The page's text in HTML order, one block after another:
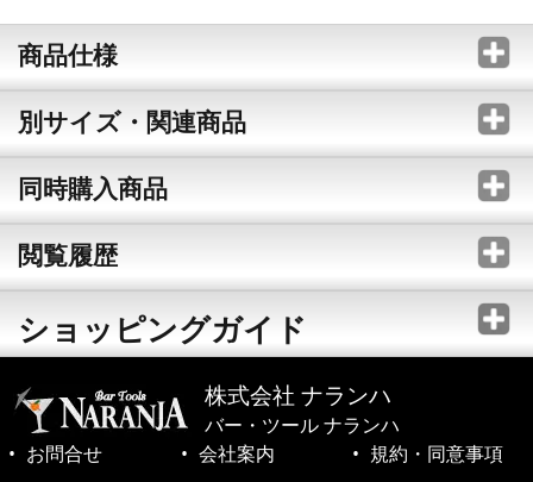
商品仕様
別サイズ・関連商品
同時購入商品
閲覧履歴
ショッピングガイド
株式会社 ナランハ
バー・ツール ナランハ
お問合せ
会社案内
規約・同意事項